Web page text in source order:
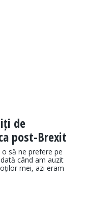
de
post-Brexit
să ne prefere pe
când am auzit
mei, azi eram